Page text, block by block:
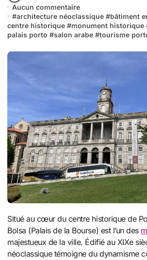
Aucun commentaire
#architecture néoclassique #bâtiment
centre historique #monument historique
palais porto #salon arabe #tourisme
Situé au cœur du centre historique de Porto, le Palácio da
Bolsa (Palais de la Bourse) est l’un des
majestueux de la ville. Édifié au XIXe
néoclassique témoigne du dynamisme